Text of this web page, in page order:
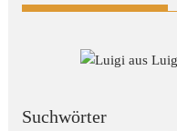
Suchwörter